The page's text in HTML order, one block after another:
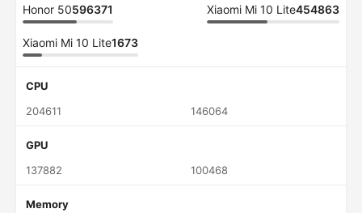
Honor 50596371 Xiaomi Mi 10 Lite454863
Xiaomi Mi 10 Lite1673
CPU
204611
146064
GPU
137882
100468
Memory